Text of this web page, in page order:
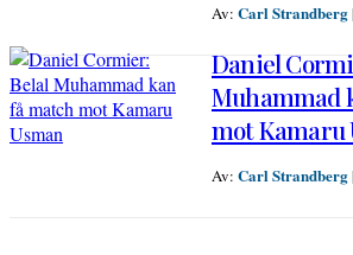
Av: Carl Strandberg|
Daniel
Muhammad
mot Kamaru
Av: Carl Strandberg|